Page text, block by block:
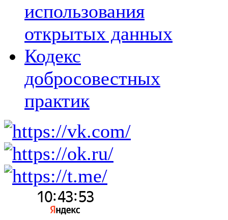
использования
открытых данных
Кодекс
добросовестных
практик